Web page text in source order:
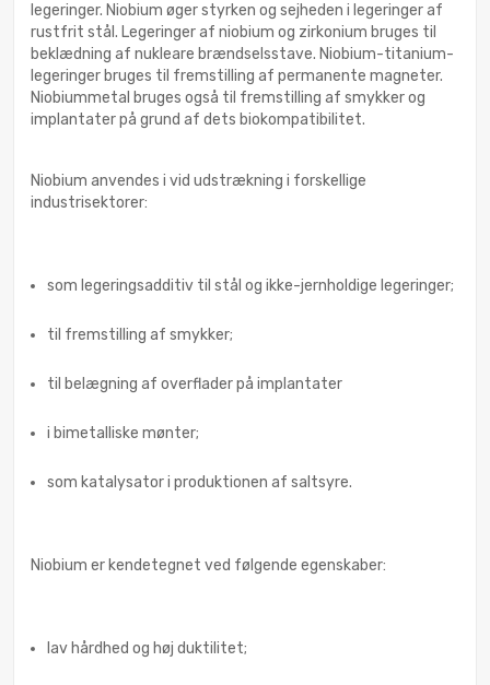
legeringer. Niobium øger styrken og sejheden i legeringer af
rustfrit stål. Legeringer af niobium og zirkonium bruges til
beklædning af nukleare brændselsstave. Niobium-titanium-
legeringer bruges til fremstilling af permanente magneter.
Niobiummetal bruges også til fremstilling af smykker og
implantater på grund af dets biokompatibilitet.
Niobium anvendes i vid udstrækning i forskellige
industrisektorer:
som legeringsadditiv til stål og ikke-jernholdige legeringer;
til fremstilling af smykker;
til belægning af overflader på implantater
i bimetalliske mønter;
som katalysator i produktionen af saltsyre.
Niobium er kendetegnet ved følgende egenskaber:
lav hårdhed og høj duktilitet;